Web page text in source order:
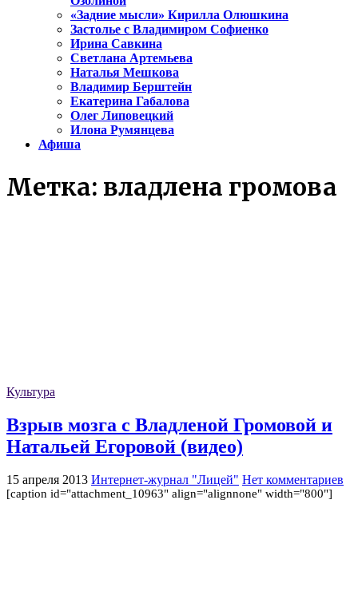
«Задние мысли» Кирилла Олюшкина
Застолье с Владимиром Софиенко
Ирина Савкина
Светлана Артемьева
Наталья Мешкова
Владимир Берштейн
Екатерина Габалова
Олег Липовецкий
Илона Румянцева
Афиша
Метка: владлена громова
Культура
Взрыв мозга с Владленой Громовой и
Натальей Егоровой (видео)
15 апреля 2013 Интернет-журнал "Лицей" Нет комментариев
[caption id="attachment_10963" align="alignnone" width="800"]